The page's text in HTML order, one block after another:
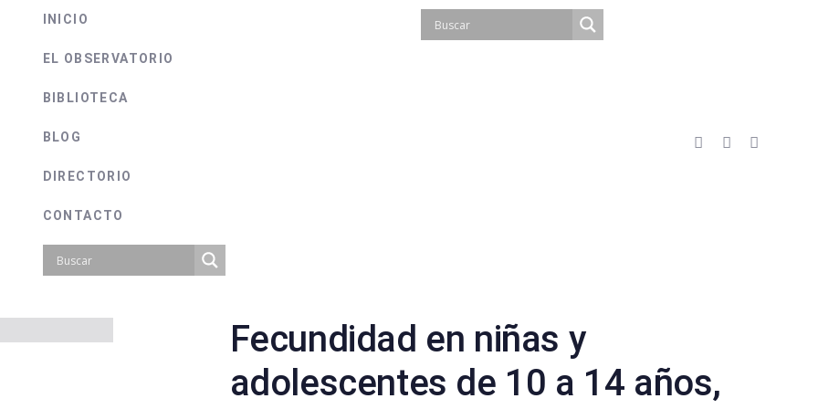
INICIO
EL OBSERVATORIO
BIBLIOTECA
BLOG
DIRECTORIO
CONTACTO
Fecundidad en niñas y
adolescentes de 10 a 14 años,